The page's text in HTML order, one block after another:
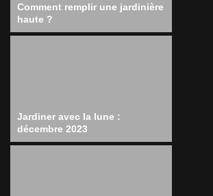
Comment remplir une jardinière
haute ?
Jardiner avec la lune :
décembre 2023